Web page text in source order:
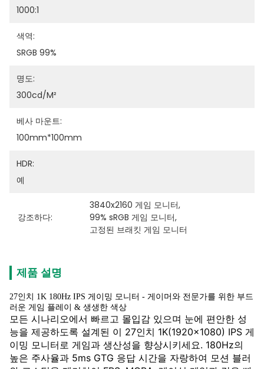
1000:1
색역:
SRGB 99%
명도:
300cd/m²
베사 마운트:
100mm*100mm
HDR:
예
강조하다:
3840x2160 게임 모니터,
99% sRGB 게임 모니터,
고정된 브래킷 게임 모니터
제품 설명
27인치 1K 180Hz IPS 게이밍 모니터 - 게이머와 전문가를 위한 부드
러운 게임 플레이 & 생생한 색상
모든 시나리오에서 빠르고 몰입감 있으며 눈에 편안한 성
능을 제공하도록 설계된 이 27인치 1K(1920x1080) IPS 게
이밍 모니터로 게임과 생산성을 향상시키세요. 180Hz의
높은 주사율과 5ms GTG 응답 시간을 자랑하여 모션 블러